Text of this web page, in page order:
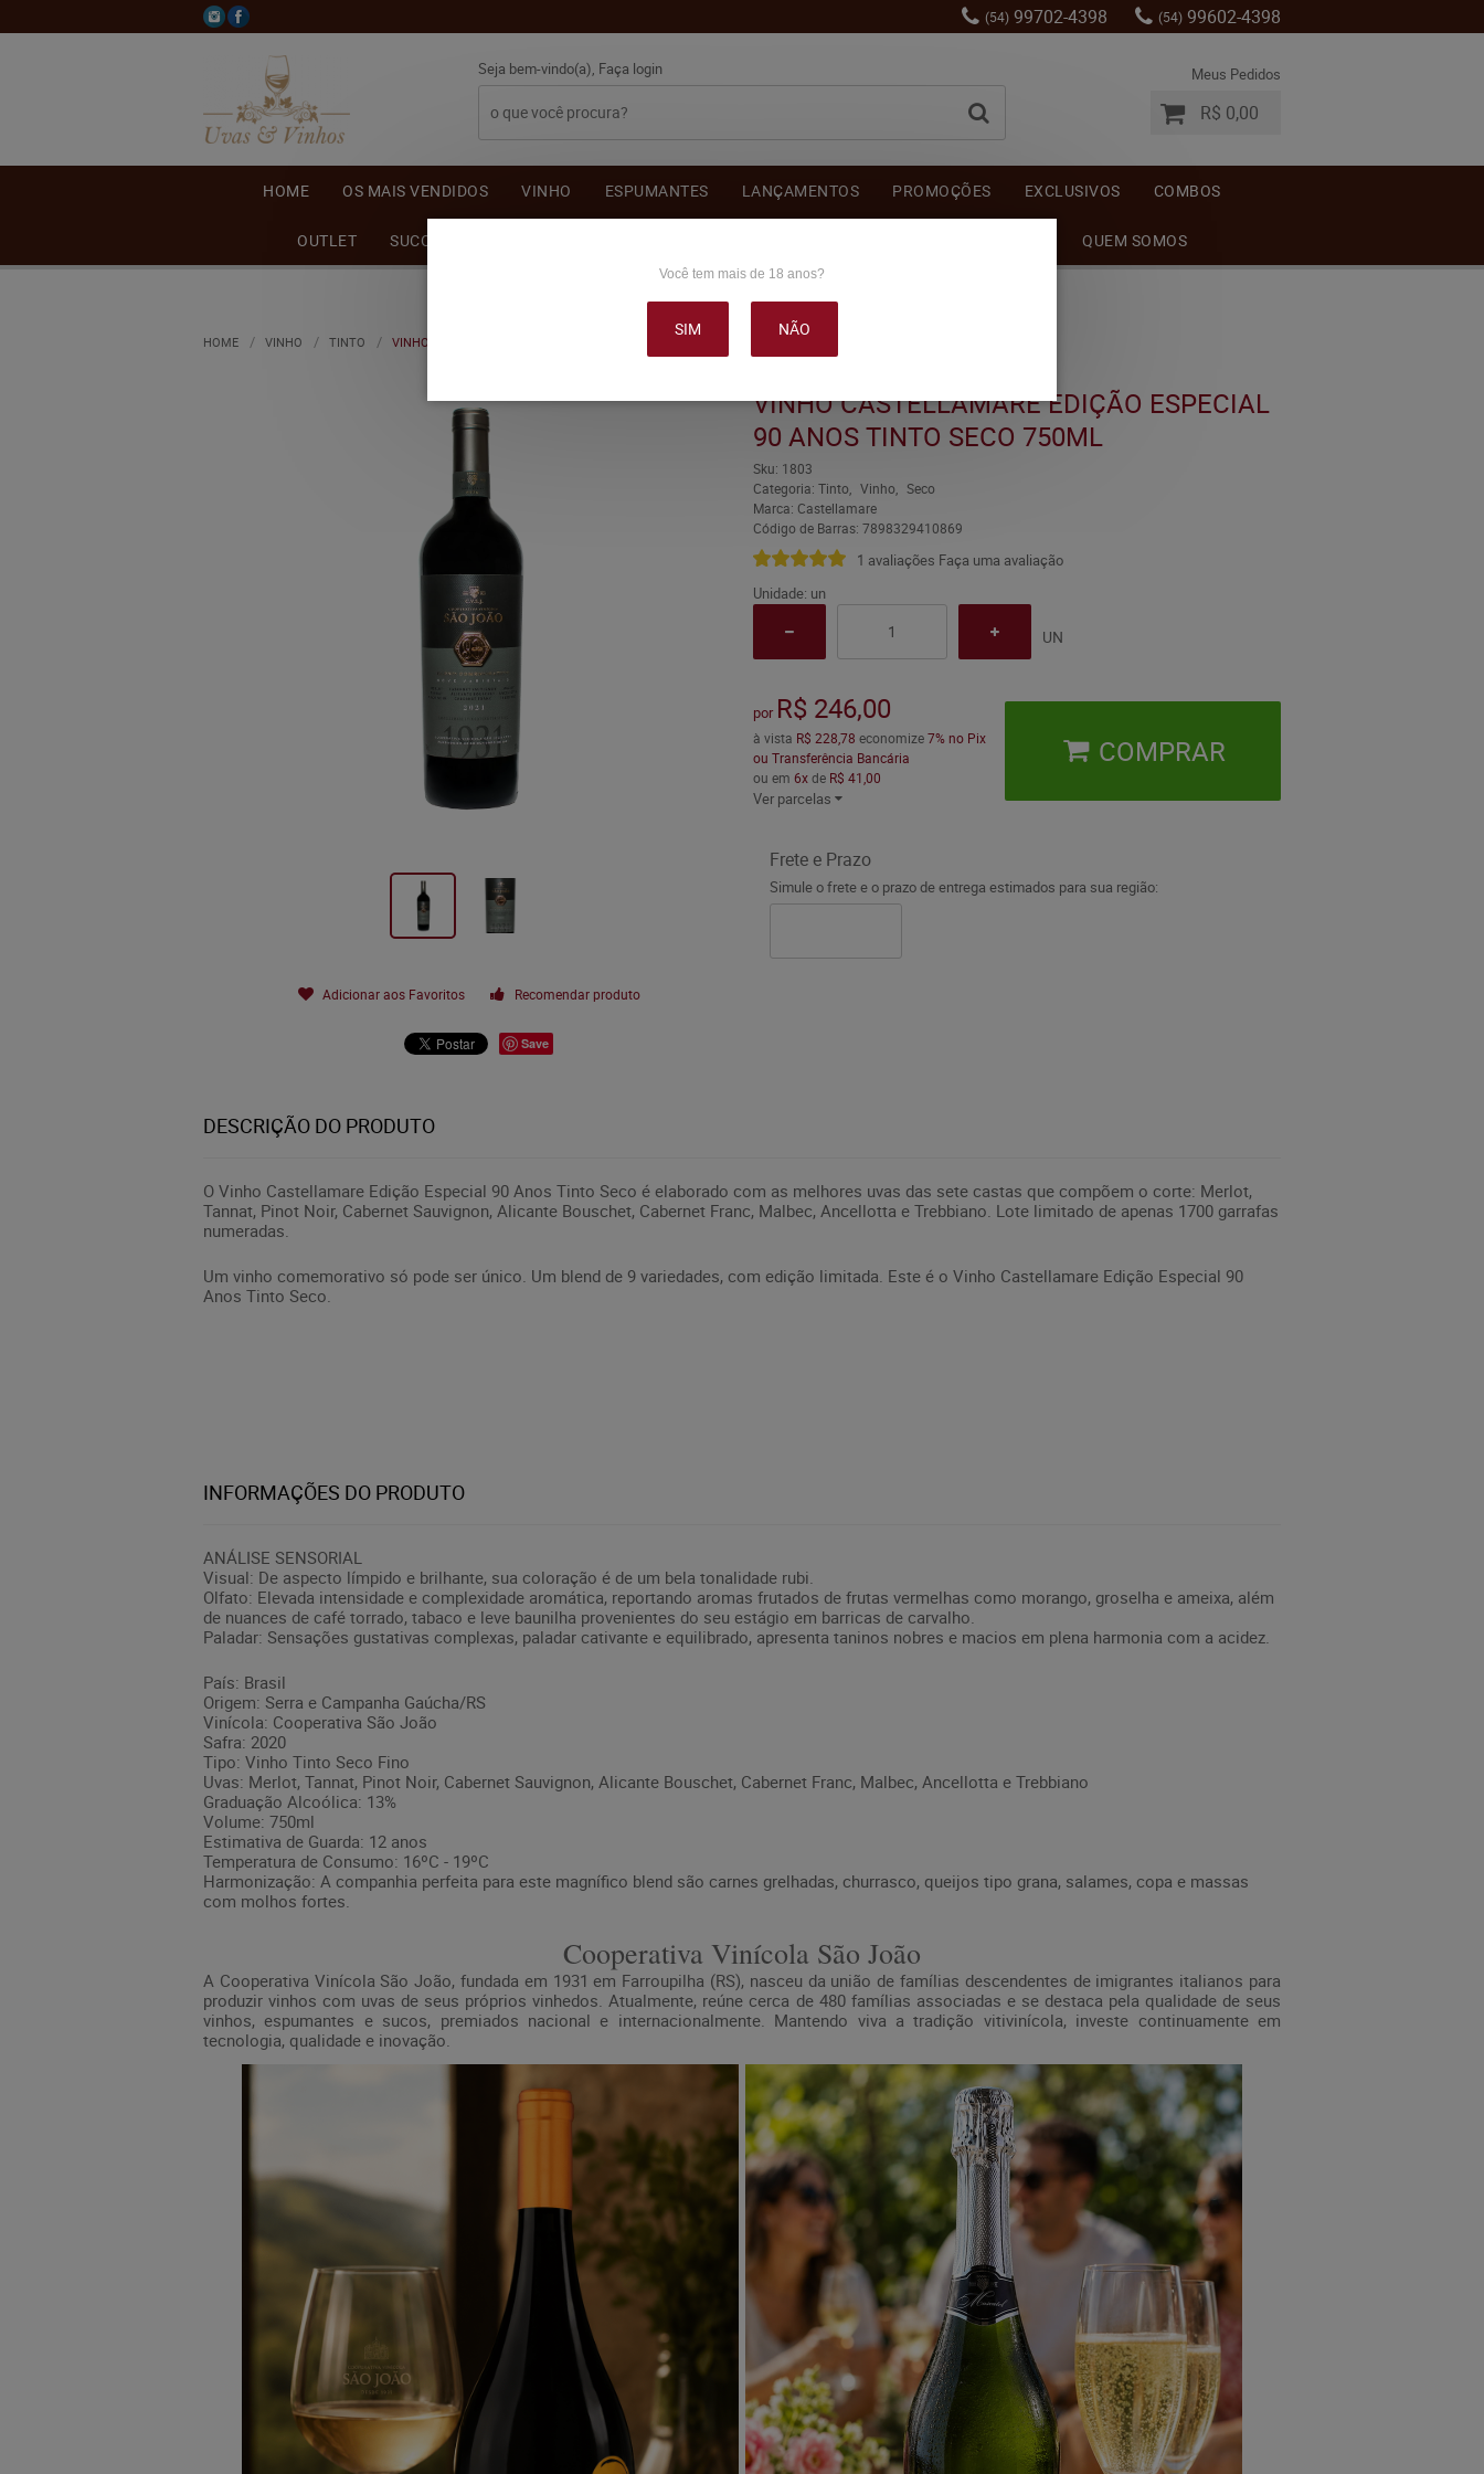
(54) 99702-4398 (54) 99602-4398
Seja bem-vindo(a), Faça login Meus Pedidos
R$ 0,00
HOME OS MAIS VENDIDOS VINHO ESPUMANTES LANÇAMENTOS PROMOÇÕES EXCLUSIVOS COMBOS
OUTLET SUCO DE UVA QUEM SOMOS
HOME VINHO TINTO VINHO CASTELLAMARE EDIÇÃO ESPECIAL 90 ANOS TINTO SECO 750ML
Adicionar aos Favoritos Recomendar produto
Save
VINHO CASTELLAMARE EDIÇÃO ESPECIAL
90 ANOS TINTO SECO 750ML
Sku: 1803
Categoria: Tinto Vinho
Seco
Marca: Castellamare
Código de Barras: 7898329410869
1 avaliações Faça uma avaliação
Unidade: un
UN
por R$ 246,00
à vista R$ 228,78 economize7% no Pix
ou Transferência Bancária
ou em 6xde R$ 41,00
Ver parcelas
COMPRAR
Frete e Prazo
Simule o frete e o prazo de entrega estimados para sua região:
DESCRIÇÃO DO PRODUTO
O Vinho Castellamare Edição Especial 90 Anos Tinto Seco é elaborado com as melhores uvas das sete castas que compõem o corte: Merlot,
Tannat, Pinot Noir, Cabernet Sauvignon, Alicante Bouschet, Cabernet Franc, Malbec, Ancellotta e Trebbiano. Lote limitado de apenas 1700 garrafas
numeradas.
Um vinho comemorativo só pode ser único. Um blend de 9 variedades, com edição limitada. Este é o Vinho Castellamare Edição Especial 90
Anos Tinto Seco.
INFORMAÇÕES DO PRODUTO
ANÁLISE SENSORIAL
Visual: De aspecto límpido e brilhante, sua coloração é de um bela tonalidade rubi.
Olfato: Elevada intensidade e complexidade aromática, reportando aromas frutados de frutas vermelhas como morango, groselha e ameixa, além
de nuances de café torrado, tabaco e leve baunilha provenientes do seu estágio em barricas de carvalho.
Paladar: Sensações gustativas complexas, paladar cativante e equilibrado, apresenta taninos nobres e macios em plena harmonia com a acidez.
País: Brasil
Origem: Serra e Campanha Gaúcha/RS
Vinícola: Cooperativa São João
Safra: 2020
Tipo: Vinho Tinto Seco Fino
Uvas: Merlot, Tannat, Pinot Noir, Cabernet Sauvignon, Alicante Bouschet, Cabernet Franc, Malbec, Ancellotta e Trebbiano
Graduação Alcoólica: 13%
Volume: 750ml
Estimativa de Guarda: 12 anos
Temperatura de Consumo: 16ºC - 19ºC
Harmonização: A companhia perfeita para este magnífico blend são carnes grelhadas, churrasco, queijos tipo grana, salames, copa e massas
com molhos fortes.
Cooperativa Vinícola São João
A Cooperativa Vinícola São João, fundada em 1931 em Farroupilha (RS), nasceu da união de famílias descendentes de imigrantes italianos para
produzir vinhos com uvas de seus próprios vinhedos. Atualmente, reúne cerca de 480 famílias associadas e se destaca pela qualidade de seus
vinhos, espumantes e sucos, premiados nacional e internacionalmente. Mantendo viva a tradição vitivinícola, investe continuamente em
tecnologia, qualidade e inovação.
Você tem mais de 18 anos?
SIM NÃO